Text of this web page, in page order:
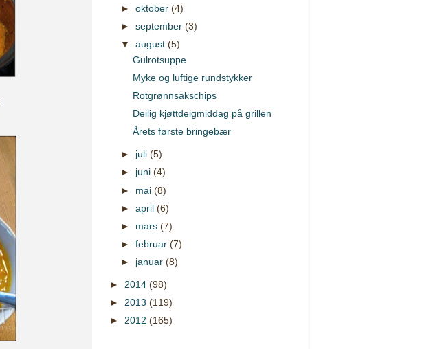
►oktober(4)
►september(3)
▼august(5)
Gulrotsuppe
Myke og luftige rundstykker
Rotgrønnsakschips
Deilig kjøttdeigmiddag på grillen
Årets første bringebær
► juli(5)
► juni(4)
► mai(8)
►april(6)
► mars(7)
►februar(7)
► januar(8)
► 2014 (98)
► 2013 (119)
► 2012 (165)